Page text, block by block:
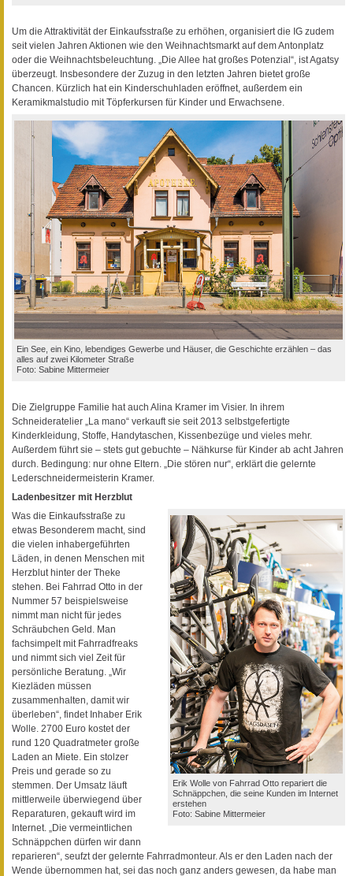
Um die Attraktivität der Einkaufsstraße zu erhöhen, organisiert die IG zudem
seit vielen Jahren Aktionen wie den Weihnachtsmarkt auf dem Antonplatz
oder die Weihnachtsbeleuchtung. „Die Allee hat großes Potenzial“, ist Agatsy
überzeugt. Insbesondere der Zuzug in den letzten Jahren bietet große
Chancen. Kürzlich hat ein Kinderschuhladen eröffnet, außerdem ein
Keramikmalstudio mit Töpferkursen für Kinder und Erwachsene.
Ein See, ein Kino, lebendiges Gewerbe und Häuser, die Geschichte erzählen – das
alles auf zwei Kilometer Straße
Foto: Sabine Mittermeier
Die Zielgruppe Familie hat auch Alina Kramer im Visier. In ihrem
Schneideratelier „La mano“ verkauft sie seit 2013 selbstgefertigte
Kinderkleidung, Stoffe, Handytaschen, Kissenbezüge und vieles mehr.
Außerdem führt sie – stets gut gebuchte – Nähkurse für Kinder ab acht Jahren
durch. Bedingung: nur ohne Eltern. „Die stören nur“, erklärt die gelernte
Lederschneidermeisterin Kramer.
Ladenbesitzer mit Herzblut
Erik Wolle von Fahrrad Otto repariert die
Schnäppchen, die seine Kunden im Internet
erstehen
Foto: Sabine Mittermeier
Was die Einkaufsstraße zu
etwas Besonderem macht, sind
die vielen inhabergeführten
Läden, in denen Menschen mit
Herzblut hinter der Theke
stehen. Bei Fahrrad Otto in der
Nummer 57 beispielsweise
nimmt man nicht für jedes
Schräubchen Geld. Man
fachsimpelt mit Fahrradfreaks
und nimmt sich viel Zeit für
persönliche Beratung. „Wir
Kiezläden müssen
zusammenhalten, damit wir
überleben“, findet Inhaber Erik
Wolle. 2700 Euro kostet der
rund 120 Quadratmeter große
Laden an Miete. Ein stolzer
Preis und gerade so zu
stemmen. Der Umsatz läuft
mittlerweile überwiegend über
Reparaturen, gekauft wird im
Internet. „Die vermeintlichen
Schnäppchen dürfen wir dann
reparieren“, seufzt der gelernte Fahrradmonteur. Als er den Laden nach der
Wende übernommen hat, sei das noch ganz anders gewesen, da habe man